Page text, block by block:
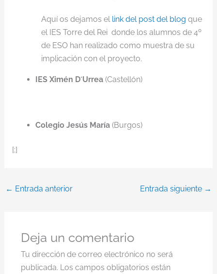
Aquí os dejamos el link del post del blog que
el IES Torre del Rei donde los alumnos de 4º
de ESO han realizado como muestra de su
implicación con el proyecto.
IES Ximén D´Urrea(Castellón)
Colegio Jesús María(Burgos)
[:]
← Entrada anterior Entrada siguiente →
Deja un comentario
Tu dirección de correo electrónico no será
publicada. Los campos obligatorios están